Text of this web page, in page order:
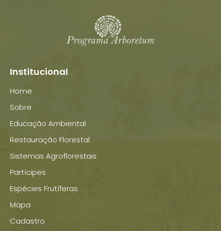
Institucional
Home
Sobre
Educação Ambiental
Restauração Florestal
Sistemas Agroflorestais
Partícipes
Espécies Frutíferas
Mapa
Cadastro